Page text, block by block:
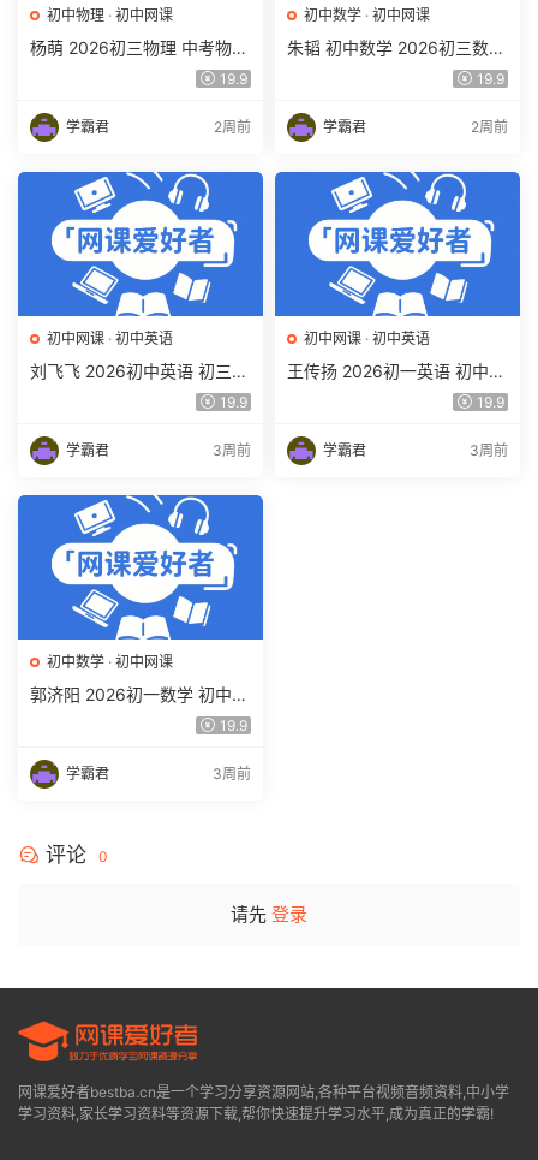
初中物理 · 初中网课
杨萌 2026初三物理 中考物理
培训班 秋上秋下·全国版·S 百
19.9
学霸君 2周前
初中数学 · 初中网课
朱韬 初中数学 2026初三数学
中考数学培训班（秋上秋下·19.9
学霸君 2周前
初中网课 · 初中英语
刘飞飞 2026初中英语 初三英
语培训班（秋上秋下·全国版·
19.9
学霸君 3周前
初中网课 · 初中英语
王传扬 2026初一英语 初中英
语春上 双语素养自主学习·TY·
19.9
学霸君 3周前
初中数学 · 初中网课
郭济阳 2026初一数学 初中数
学春上 数理思维自主学习·BS
19.9
学霸君 3周前
评论 0
请先 登录
网课爱好者bestba.cn是一个学习分享资源网站,各种平台视频音频资料,中小学
学习资料,家长学习资料等资源下载,帮你快速提升学习水平,成为真正的学霸!